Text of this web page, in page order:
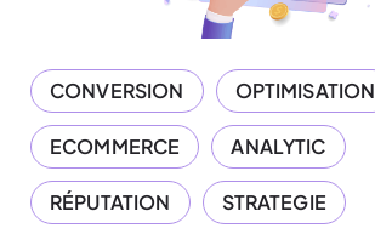
CONVERSION OPTIMISATION
ECOMMERCE ANALYTIC
RÉPUTATION STRATEGIE